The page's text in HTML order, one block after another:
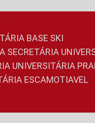
BASE SKI
SECRETÁRIA
UNIVERSITÁRIA
ESCAMOTIAVEL